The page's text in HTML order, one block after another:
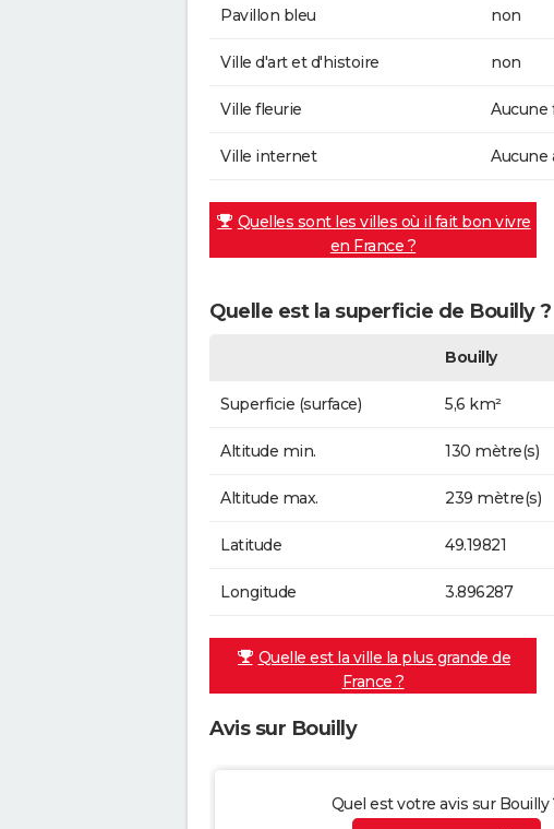
Pavillon bleu non
Ville d'art et d'histoire non
Ville fleurie Aucune
Ville internet Aucune
Quelles sont les villes où il fait bon vivre
en France ?
Quelle est la superficie de Bouilly ?
Bouilly
Superficie (surface) 5,6 km²
Altitude min. 130 mètre(s)
Altitude max. 239 mètre(s)
Latitude 49.19821
Longitude 3.896287
Quelle est la ville la plus grande de
France ?
Avis sur Bouilly
Quel est votre avis sur Bouilly